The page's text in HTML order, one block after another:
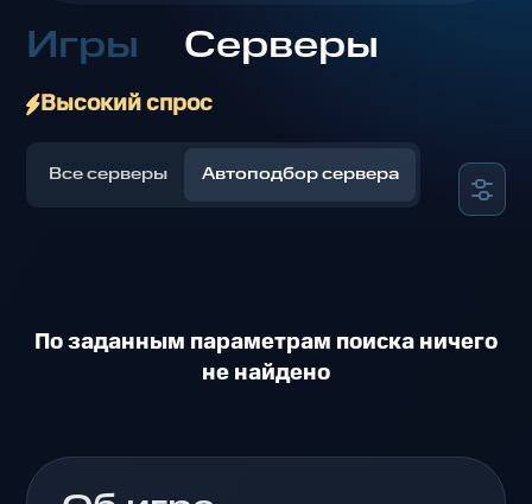
Игры Серверы
Высокий спрос
Все серверы Автоподбор сервера
По заданным параметрам поиска ничего
не найдено